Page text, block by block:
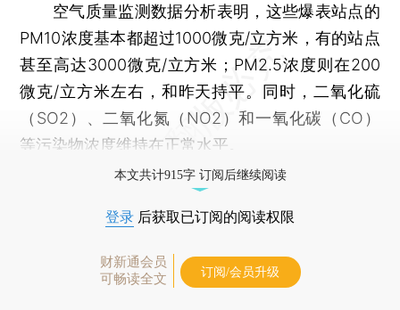
空气质量监测数据分析表明，这些爆表站点的
PM10浓度基本都超过1000微克/立方米，有的站点
甚至高达3000微克/立方米；PM2.5浓度则在200
微克/立方米左右，和昨天持平。同时，二氧化硫
（SO2）、二氧化氮（NO2）和一氧化碳（CO）
等污染物浓度维持在正常水平。
本文共计915字 订阅后继续阅读
登录 后获取已订阅的阅读权限
财新通会员
可畅读全文
订阅/会员升级